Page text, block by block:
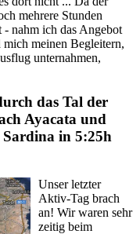
mehrere Stunden
nahm ich das Angebot
meinen Begleitern,
unternahmen,
das Tal der
Ayacata und
in 5:25h
Unser letzter
Aktiv-Tag brach
an! Wir waren sehr
zeitig beim